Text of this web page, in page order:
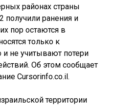
районах страны
получили ранения и
пор остаются в
только к
не учитывают потери
Об этом сообщает
Cursorinfo.co.il.
территории